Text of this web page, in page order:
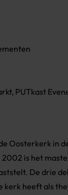
PUTkast
Oosterkerk in
is het
De drie
kerk heeft als